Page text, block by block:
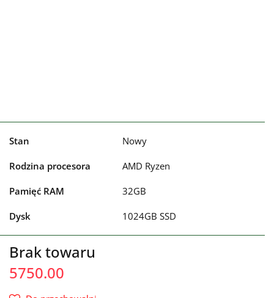
Stan Nowy
Rodzina procesora AMD Ryzen
Pamięć RAM 32GB
Dysk 1024GB SSD
Brak towaru
5750.00